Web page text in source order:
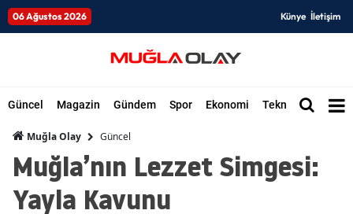
06 Ağustos 2026 Künye İletişim
Güncel Magazin Gündem Spor Ekonomi Teknoloji Dünya
Muğla Olay Güncel
Muğla’nın Lezzet Simgesi:
Yayla Kavunu